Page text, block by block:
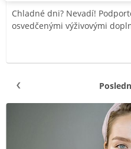
Chladné dni? Nevadí!
osvedčenými výživovými